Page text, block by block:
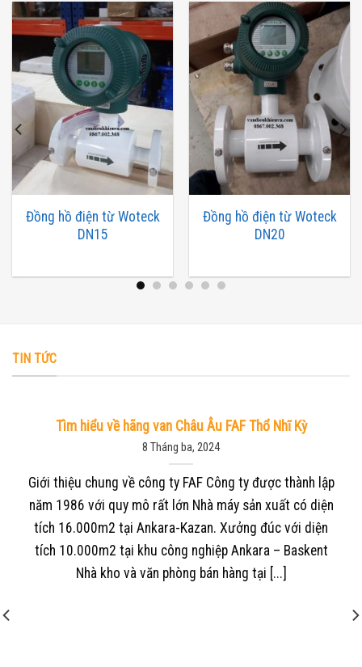
Đồng hồ điện từ Woteck
DN15
Đồng hồ điện từ Woteck
DN20
TIN TỨC
Tìm hiểu về hãng van Châu Âu FAF Thổ Nhĩ Kỳ
8 Tháng ba, 2024
Giới thiệu chung về công ty FAF Công ty được thành lập
năm 1986 với quy mô rất lớn Nhà máy sản xuất có diện
tích 16.000m2 tại Ankara-Kazan. Xưởng đúc với diện
tích 10.000m2 tại khu công nghiệp Ankara – Baskent
Nhà kho và văn phòng bán hàng tại [...]